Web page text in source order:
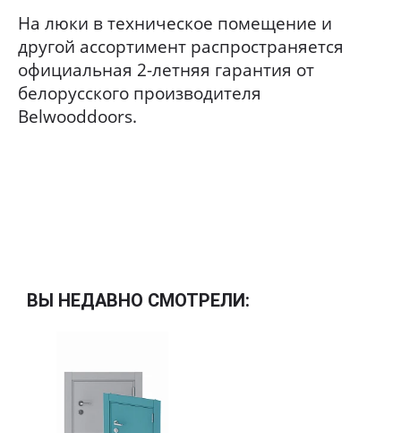
На люки в техническое помещение и
другой ассортимент распространяется
официальная 2-летняя гарантия от
белорусского производителя
Belwooddoors.
ВЫ НЕДАВНО СМОТРЕЛИ: